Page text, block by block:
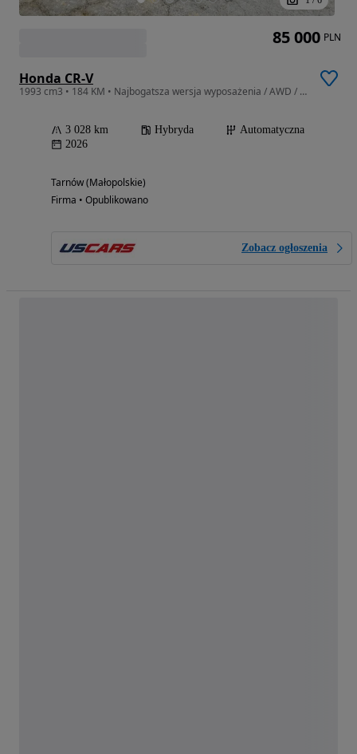
Honda CR-V
1993 cm3 • 184 KM • Najbogatsza wersja wyposażenia / AWD / niski przebieg
3 028 km Hybryda
Automatyczna
2026
Tarnów (Małopolskie)
Firma • Opublikowano
Zobacz ogłoszenia
85 000 PLN